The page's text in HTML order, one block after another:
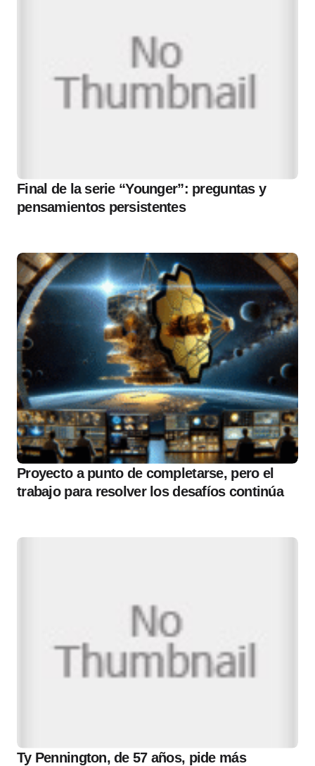
Final de la serie “Younger”: preguntas y
pensamientos persistentes
Proyecto a punto de completarse, pero el
trabajo para resolver los desafíos continúa
Ty Pennington, de 57 años, pide más